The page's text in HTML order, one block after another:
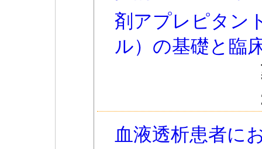
剤アプレピタン
ル）の基礎と臨
血液透析患者に